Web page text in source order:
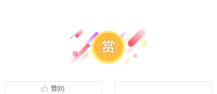
赞(0)